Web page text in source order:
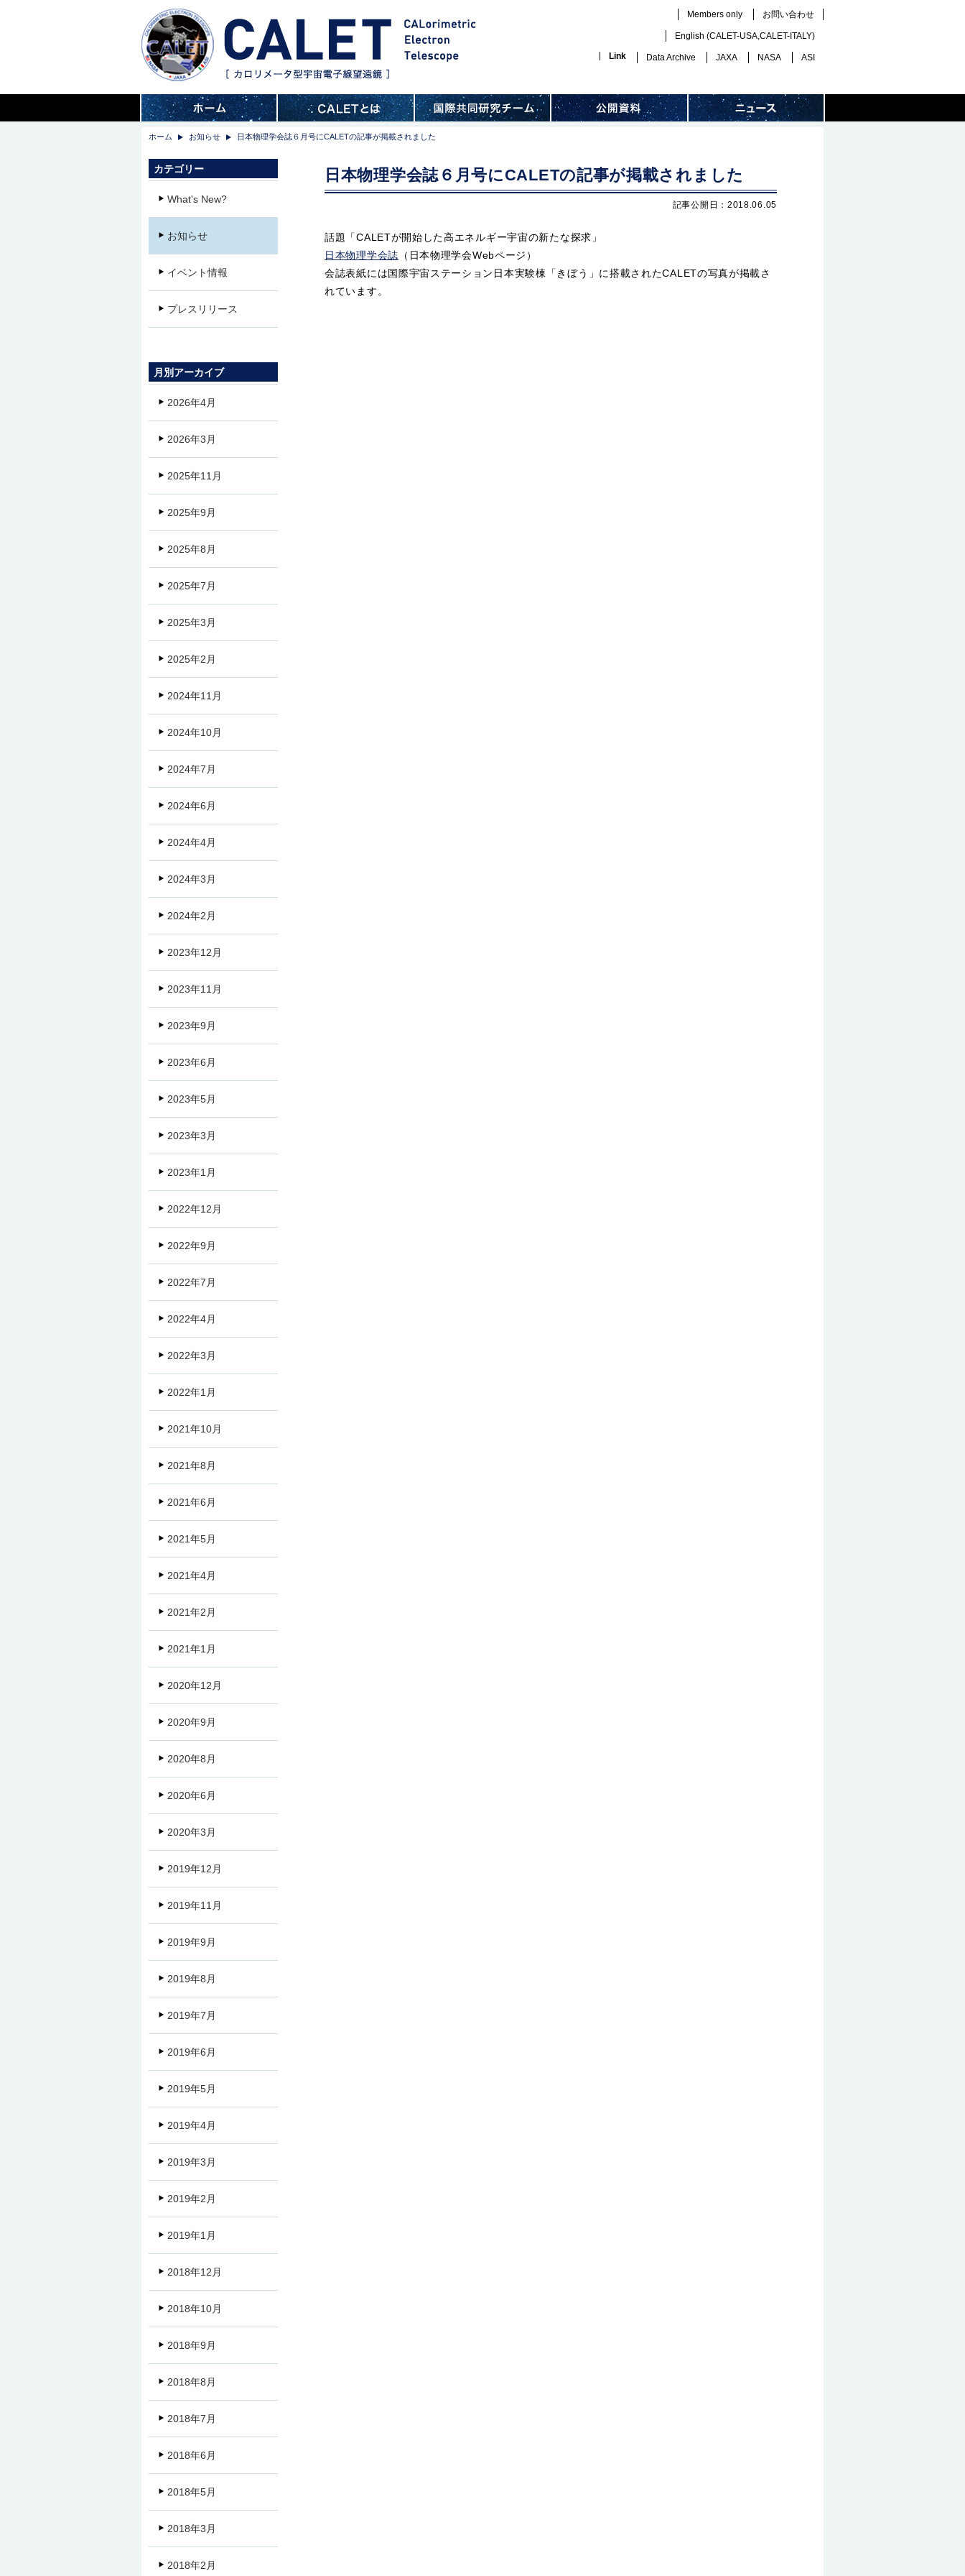
Members only お問い合わせ
English (CALET-USA,CALET-ITALY)
Link
Data Archive JAXA NASA ASI
ホーム お知らせ 日本物理学会誌６月号にCALETの記事が掲載されました
日本物理学会誌６月号にCALETの記事が掲載されました
記事公開日：2018.06.05
話題「CALETが開始した高エネルギー宇宙の新たな探求」
日本物理学会誌 （日本物理学会Webページ）
会誌表紙には国際宇宙ステーション日本実験棟「きぼう」に搭載されたCALETの写真が掲載さ
れています。
カテゴリー
What's New?
お知らせ
イベント情報
プレスリリース
月別アーカイブ
2026年4月
2026年3月
2025年11月
2025年9月
2025年8月
2025年7月
2025年3月
2025年2月
2024年11月
2024年10月
2024年7月
2024年6月
2024年4月
2024年3月
2024年2月
2023年12月
2023年11月
2023年9月
2023年6月
2023年5月
2023年3月
2023年1月
2022年12月
2022年9月
2022年7月
2022年4月
2022年3月
2022年1月
2021年10月
2021年8月
2021年6月
2021年5月
2021年4月
2021年2月
2021年1月
2020年12月
2020年9月
2020年8月
2020年6月
2020年3月
2019年12月
2019年11月
2019年9月
2019年8月
2019年7月
2019年6月
2019年5月
2019年4月
2019年3月
2019年2月
2019年1月
2018年12月
2018年10月
2018年9月
2018年8月
2018年7月
2018年6月
2018年5月
2018年3月
2018年2月